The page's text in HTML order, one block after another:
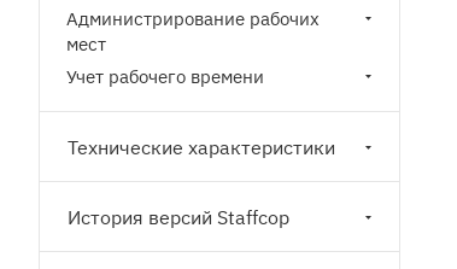
Администрирование рабочих
мест
Учет рабочего времени
Технические характеристики
История версий Staffcop